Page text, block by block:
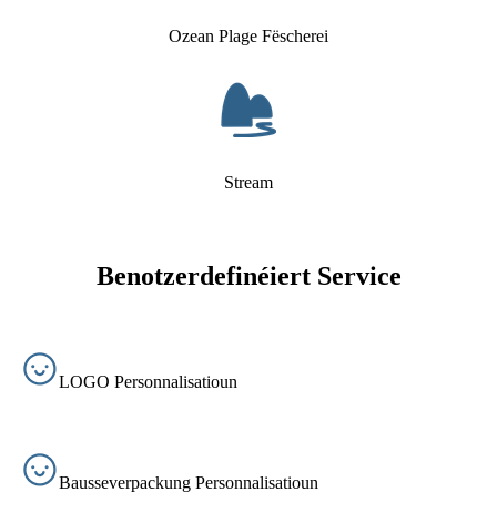
Ozean Plage Fëscherei
Stream
Benotzerdefinéiert Service
LOGO Personnalisatioun
Bausseverpackung Personnalisatioun